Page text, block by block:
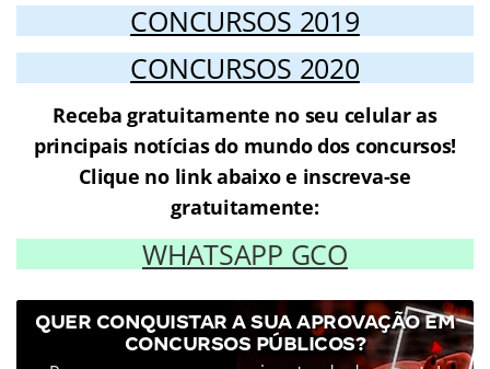
CONCURSOS 2019
CONCURSOS 2020
Receba gratuitamente no seu celular as
principais notícias do mundo dos concursos!
Clique no link abaixo e inscreva-se
gratuitamente:
WHATSAPP GCO
QUER CONQUISTAR A SUA APROVAÇÃO EM
CONCURSOS PÚBLICOS?